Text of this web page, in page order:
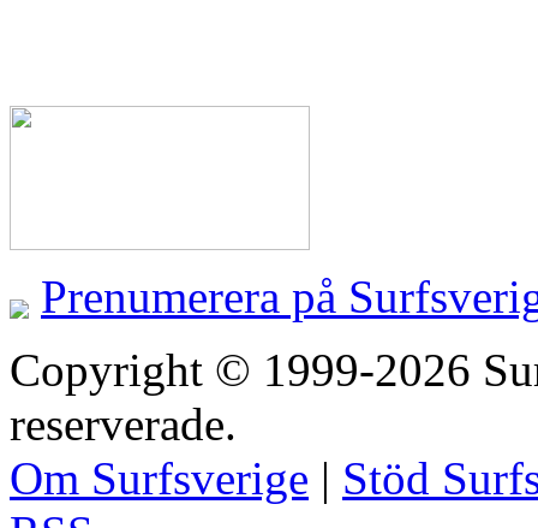
Prenumerera på
Copyright © 1999-2026
reserverade.
Om Surfsverige | Stöd